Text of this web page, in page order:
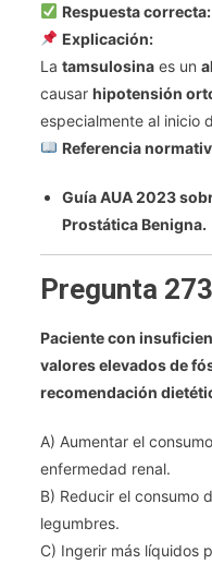
Respuesta correcta:
Explicación:
Latamsulosina es un
causarhipotensión
especialmente al inicio
Referencia
Guía AUA 2023
Prostática Benigna.
Pregunta 273
Paciente con
valores elevados de
recomendación
A) Aumentar el
enfermedad renal.
B) Reducir el consumo
legumbres.
C) Ingerir más líquidos